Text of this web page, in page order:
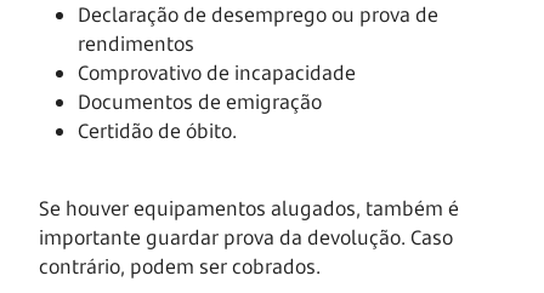
Declaração de desemprego ou prova de
rendimentos
Comprovativo de incapacidade
Documentos de emigração
Certidão de óbito.
Se houver equipamentos alugados, também é
importante guardar prova da devolução. Caso
contrário, podem ser cobrados.